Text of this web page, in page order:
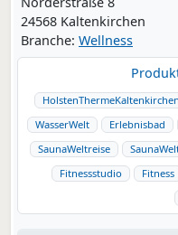
24568 Kaltenkirchen
Branche: Wellness
HolstenThermeKaltenkirchen
WasserWelt
Erlebnisbad
SaunaWeltreise
Fitnessstudio
Fitness